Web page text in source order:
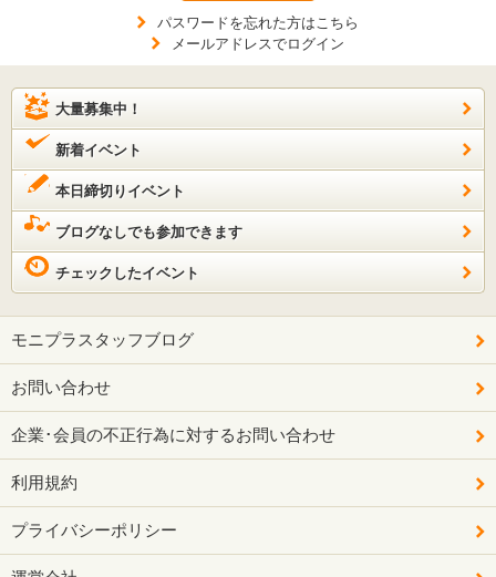
パスワードを忘れた方はこちら
メールアドレスでログイン
大量募集中！
新着イベント
本日締切りイベント
ブログなしでも参加できます
チェックしたイベント
モニプラスタッフブログ
お問い合わせ
企業･会員の不正行為に対するお問い合わせ
利用規約
プライバシーポリシー